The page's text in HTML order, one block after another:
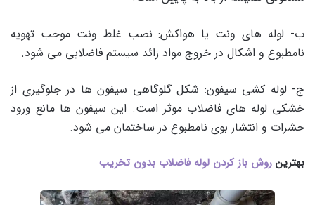
ب- لوله های ونت یا هواکش: نصب غلط ونت موجب تهویه
نامطبوع و اشکال در خروج مواد زائد سیستم فاضلابی می شود.
ج- لوله کشی سیفون: شکل گلوگاهی سیفون ها در جلوگیری از
خشکی لوله های فاضلاب موثر است. این سیفون ها مانع ورود
حشرات و انتشار بوی نامطبوع در ساختمان می شود.
بهترین روش باز کردن لوله فاضلاب بدون تخریب